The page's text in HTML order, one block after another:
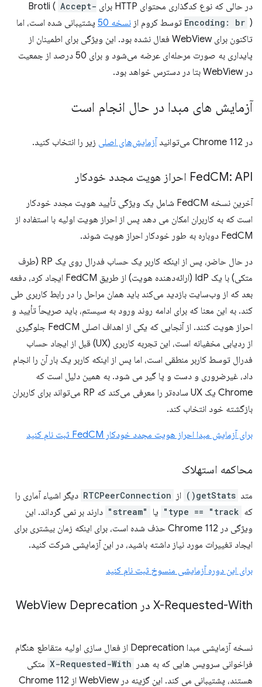
در حالی که نوع کدگذاری محتوای HTTP برای Brotli (
Accept-
Encoding: br ) توسط کروم از نسخه 50
پشتیبانی شده است، اما
تاکنون برای WebView فعال نشده بود. این ویژگی برای اطمینان از
پایداری به صورت مرحله‌ای عرضه می‌شود و برای 50 درصد از جمعیت
در WebView بتا در دسترس خواهد بود.
آزمایش های مبدا در حال انجام است
در Chrome 112 می‌توانید آزمایش‌های اصلی زیر را انتخاب کنید.
FedCM: API احراز هویت مجدد خودکار
آخرین نسخه FedCM شامل یک ویژگی تأیید هویت مجدد خودکار
است که به کاربران امکان می دهد پس از احراز هویت اولیه با استفاده از
FedCM دوباره به طور خودکار احراز هویت شوند.
در حال حاضر، پس از اینکه کاربر یک حساب فدرال روی یک RP (طرف
متکی) با یک IdP (ارائه‌دهنده هویت) از طریق FedCM ایجاد کرد، دفعه
بعد که از وب‌سایت بازدید می‌کند باید همان مراحل را در رابط کاربری طی
کند. به این معنا که برای ادامه روند ورود به سیستم، باید صریحاً تأیید و
احراز هویت کنند. از آنجایی که یکی از اهداف اصلی FedCM جلوگیری
از ردیابی مخفیانه است، این تجربه کاربری (UX) قبل از ایجاد حساب
فدرال توسط کاربر منطقی است، اما پس از اینکه کاربر یک بار آن را انجام
داد، غیرضروری و دست و پا گیر می شود. به همین دلیل است که
Chrome یک UX ساده‌تر را معرفی می‌کند که RP می‌تواند برای کاربران
بازگشته خود انتخاب کند.
برای آزمایش مبدا احراز هویت مجدد خودکار FedCM ثبت نام کنید
محاکمه استهلاک
متد getStats() از RTCPeerConnection دیگر اشیاء آماری را
که type == "track" یا "stream"
دارند بر نمی گرداند. این
ویژگی در Chrome 112 حذف شده است، برای اینکه زمان بیشتری برای
ایجاد تغییرات مورد نیاز داشته باشید، در این آزمایشی شرکت کنید.
برای این دوره آزمایشی منسوخ ثبت نام کنید
X-Requested-With در Web View Deprecation
نسخه آزمایشی مبدا Deprecation از فعال سازی اولیه متقاطع هنگام
فراخوانی سرویس هایی که به هدر
X-Requested-With متکی
هستند، پشتیبانی می کند. این گزینه در WebView از Chrome 112